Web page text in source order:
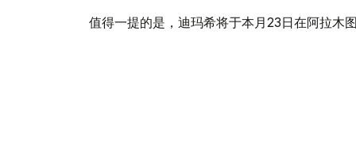
值得一提的是，迪玛希将于本月23日在阿拉木